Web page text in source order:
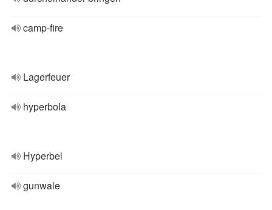
camp-fire
Lagerfeuer
hyperbola
Hyperbel
gunwale